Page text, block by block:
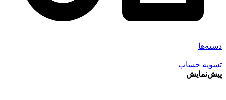
دسته‌ها
تسویه حساب
پیش‌نمایش